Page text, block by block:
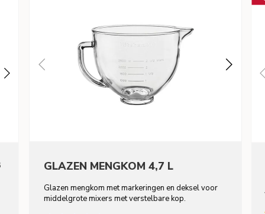
GLAZEN MENGKOM 4,7 L
Glazen mengkom met markeringen en deksel voor
middelgrote mixers met verstelbare kop.